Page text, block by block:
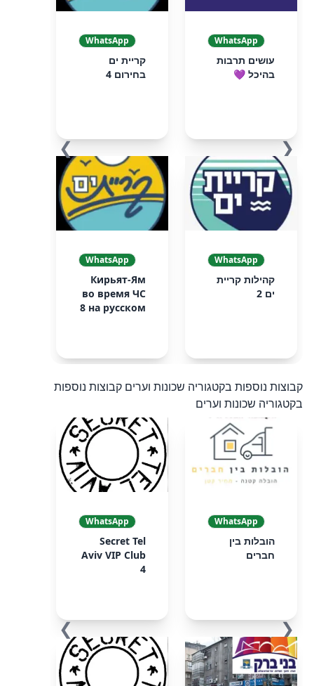
❮
WhatsApp
עושים תרבות
בהיכל 💜
WhatsApp
קריית ים
בחירום 4
WhatsApp
קהילות קריית
ים 2
WhatsApp
Кирьят-Ям
во время ЧС
8 на русском
❯
קבוצות נוספות בקטגוריה שכונות וערים קבוצות נוספות
בקטגוריה שכונות וערים
❮
WhatsApp
הובלות בין
חברים
WhatsApp
Secret Tel
Aviv VIP Club
4
❯